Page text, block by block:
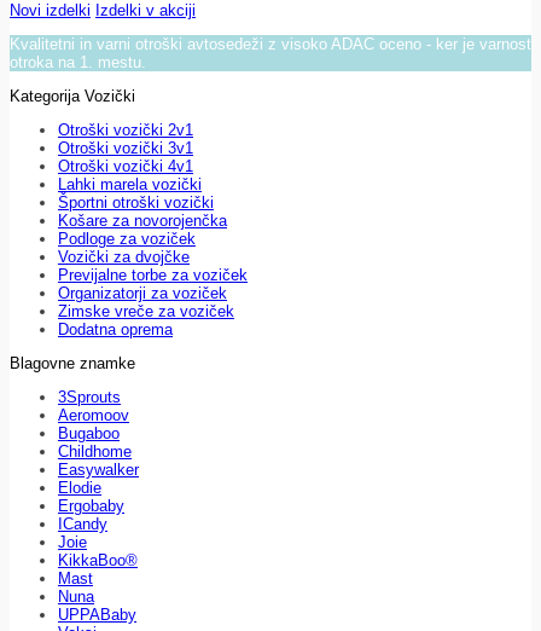
Novi izdelki Izdelki v akciji
Kvalitetni in varni otroški avtosedeži z visoko ADAC oceno - ker je varnost
otroka na 1. mestu.
Kategorija Vozički
Otroški vozički 2v1
Otroški vozički 3v1
Otroški vozički 4v1
Lahki marela vozički
Športni otroški vozički
Košare za novorojenčka
Podloge za voziček
Vozički za dvojčke
Previjalne torbe za voziček
Organizatorji za voziček
Zimske vreče za voziček
Dodatna oprema
Blagovne znamke
3Sprouts
Aeromoov
Bugaboo
Childhome
Easywalker
Elodie
Ergobaby
ICandy
Joie
KikkaBoo®
Mast
Nuna
UPPABaby